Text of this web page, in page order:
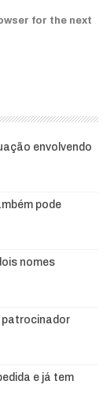
for the next
envolvendo
pode
nomes
patrocinador
e já tem